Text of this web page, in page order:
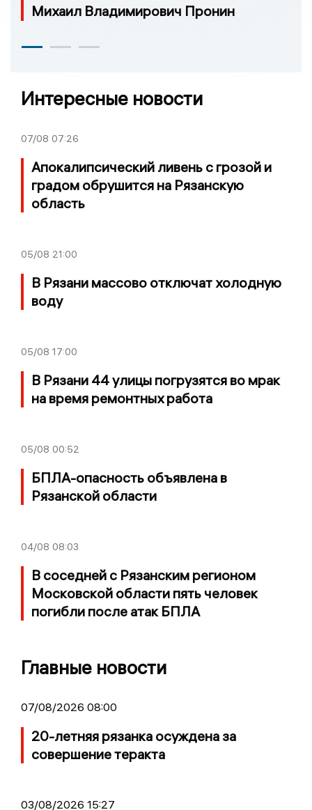
Михаил Владимирович Пронин
Интересные новости
07/08 07:26
Апокалипсический ливень с грозой и
градом обрушится на Рязанскую
область
05/08 21:00
В Рязани массово отключат холодную
воду
05/08 17:00
В Рязани 44 улицы погрузятся во мрак
на время ремонтных работа
05/08 00:52
БПЛА-опасность объявлена в
Рязанской области
04/08 08:03
В соседней с Рязанским регионом
Московской области пять человек
погибли после атак БПЛА
Главные новости
07/08/2026 08:00
20-летняя рязанка осуждена за
совершение теракта
03/08/2026 15:27